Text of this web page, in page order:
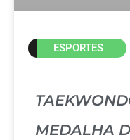
ESPORTES
MEDALHA